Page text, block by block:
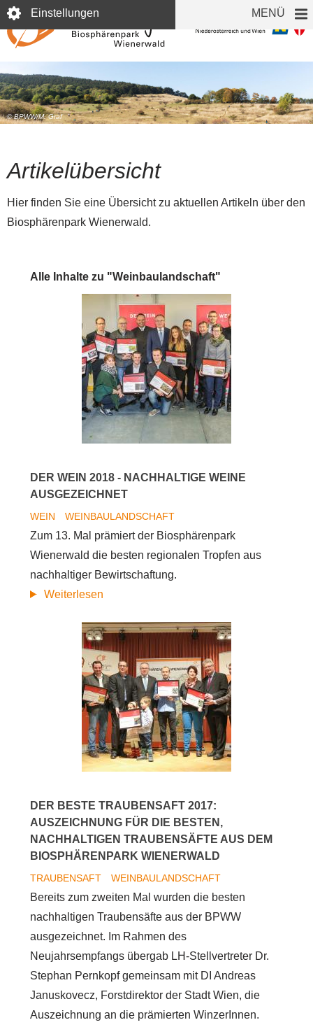
Direkt
zum
Inhalt
Einstellungen MENÜ
© BPWW/M. Graf
Artikelübersicht
Hier finden Sie eine Übersicht zu aktuellen Artikeln über den
Biosphärenpark Wienerwald.
Alle Inhalte zu "Weinbaulandschaft"
DER WEIN 2018 - NACHHALTIGE WEINE
AUSGEZEICHNET
WEIN WEINBAULANDSCHAFT
Zum 13. Mal prämiert der Biosphärenpark
Wienerwald die besten regionalen Tropfen aus
nachhaltiger Bewirtschaftung.
Weiterlesen
2018
-
Nachhaltige
Weine
ausgezeichnet
DER BESTE TRAUBENSAFT 2017:
AUSZEICHNUNG FÜR DIE BESTEN,
NACHHALTIGEN TRAUBENSÄFTE AUS DEM
BIOSPHÄRENPARK WIENERWALD
TRAUBENSAFT WEINBAULANDSCHAFT
Bereits zum zweiten Mal wurden die besten
nachhaltigen Traubensäfte aus der BPWW
ausgezeichnet. Im Rahmen des
Neujahrsempfangs übergab LH-Stellvertreter Dr.
Stephan Pernkopf gemeinsam mit DI Andreas
Januskovecz, Forstdirektor der Stadt Wien, die
Auszeichnung an die prämierten WinzerInnen.